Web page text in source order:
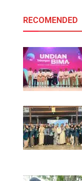
RECOMENDED